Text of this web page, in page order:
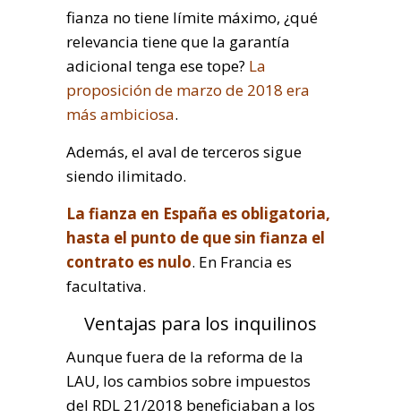
fianza no tiene límite máximo, ¿qué
relevancia tiene que la garantía
adicional tenga ese tope? La
proposición de marzo de 2018 era
más ambiciosa.
Además, el aval de terceros sigue
siendo ilimitado.
La fianza en España es obligatoria,
hasta el punto de que sin fianza el
contrato es nulo. En Francia es
facultativa.
Ventajas para los inquilinos
Aunque fuera de la reforma de la
LAU, los cambios sobre impuestos
del RDL 21/2018 beneficiaban a los